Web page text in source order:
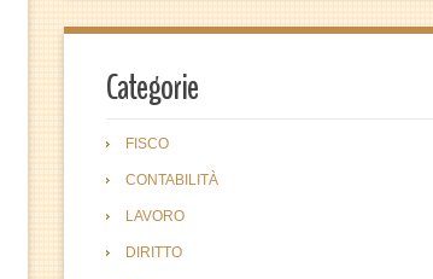
Categorie
FISCO
CONTABILITÀ
LAVORO
DIRITTO